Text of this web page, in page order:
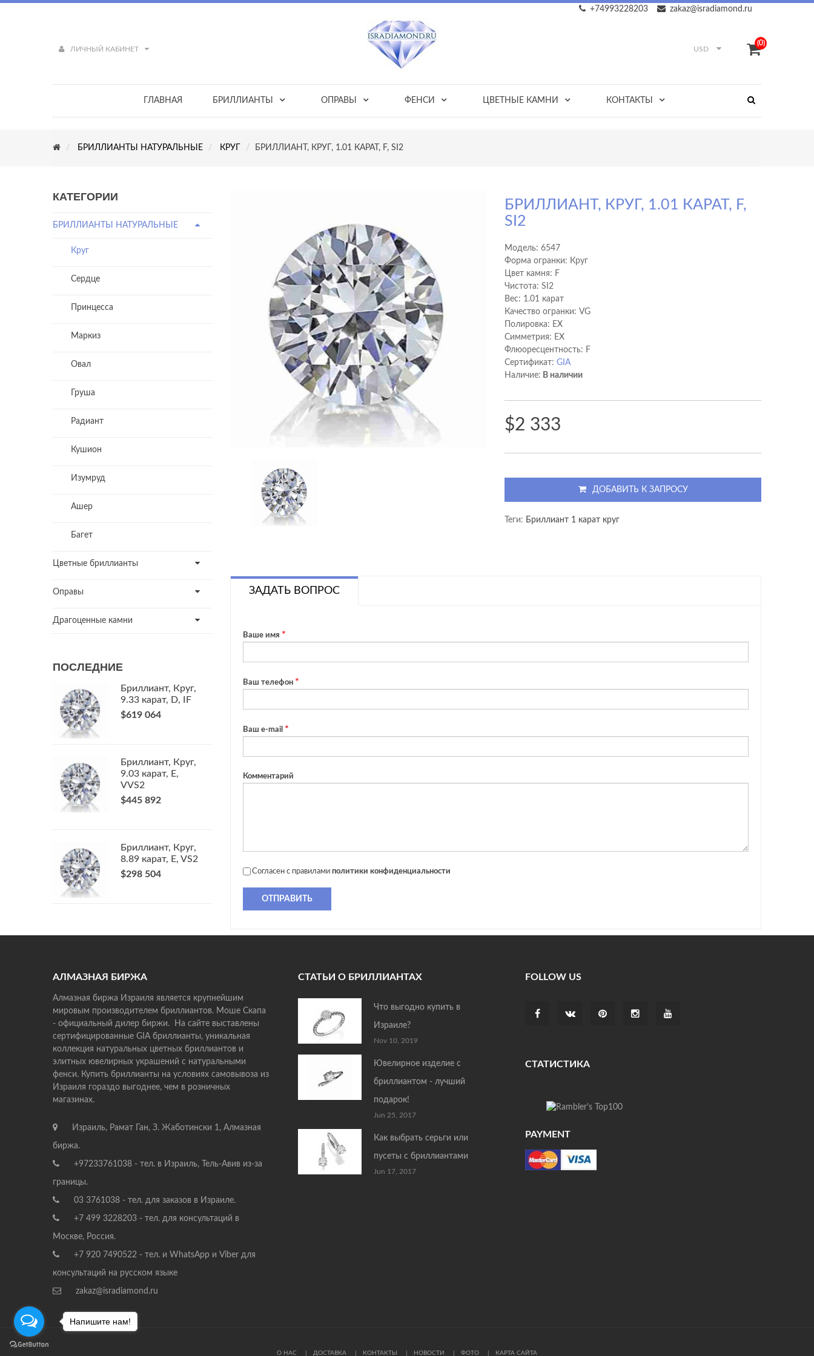
zakaz@isradiamond.ru
+74993228203
ЛИЧНЫЙ КАБИНЕТ USD
(0)
ГЛАВНАЯ БРИЛЛИАНТЫ ОПРАВЫ ФЕНСИ ЦВЕТНЫЕ КАМНИ КОНТАКТЫ
БРИЛЛИАНТЫ НАТУРАЛЬНЫЕ КРУГ БРИЛЛИАНТ, КРУГ, 1.01 КАРАТ, F, SI2
КАТЕГОРИИ
БРИЛЛИАНТЫ НАТУРАЛЬНЫЕ
Круг
Сердце
Принцесса
Маркиз
Овал
Груша
Радиант
Кушион
Изумруд
Ашер
Багет
Цветные бриллианты
Оправы
Драгоценные камни
ПОСЛЕДНИЕ
Бриллиант, Круг,
9.33 карат, D, IF
$619 064
Бриллиант, Круг,
9.03 карат, E,
VVS2
$445 892
Бриллиант, Круг,
8.89 карат, E, VS2
$298 504
БРИЛЛИАНТ, КРУГ, 1.01 КАРАТ, F,
SI2
Модель:6547
Форма огранки: Круг
Цвет камня: F
Чистота: SI2
Вес: 1.01 карат
Качество огранки: VG
Полировка: EX
Cимметрия: EX
Флюоресцентность: F
Сертификат:GIA
Наличие: В наличии
$2 333
ДОБАВИТЬ К ЗАПРОСУ
Теги: Бриллиант 1 карат круг
ЗАДАТЬ ВОПРОС
Ваше имя
Ваш телефон
Ваш e-mail
Комментарий
Согласен с правилами политики конфиденциальности
ОТПРАВИТЬ
АЛМАЗНАЯ БИРЖА
Алмазная биржа Израиля является крупнейшим
мировым производителем бриллиантов. Моше Скапа
- официальный дилер биржи. На сайте выставлены
сертифицированные GIA бриллианты, уникальная
коллекция натуральных цветных бриллиантов и
элитных ювелирных украшений с натуральными
фенси. Купить бриллианты на условиях самовывоза из
Израиля гораздо выгоднее, чем в розничных
магазинах.
Израиль, Рамат Ган, З. Жаботински 1, Алмазная
биржа.
+97233761038 - тел. в Израиль, Тель-Авив из-за
границы.
03 3761038 - тел. для заказов в Израиле.
+7 499 3228203 - тел. для консультаций в
Москве, Россия.
+7 920 7490522 - тел. и WhatsApp и Viber для
консультаций на русском языке
zakaz@isradiamond.ru
СТАТЬИ О БРИЛЛИАНТАХ
Что выгодно купить в
Израиле?
Nov 10, 2019
Ювелирное изделие с
бриллиантом - лучший
подарок!
Jun 25, 2017
Как выбрать серьги или
пусеты с бриллиантами
Jun 17, 2017
FOLLOW US
СТАТИСТИКА
PAYMENT
О НАС ДОСТАВКА КОНТАКТЫ НОВОСТИ ФОТО КАРТА САЙТА
Напишите нам!